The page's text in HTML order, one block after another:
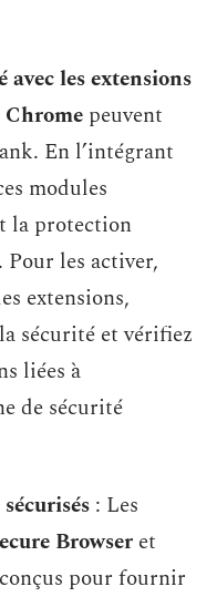
les extensions
Chrome peuvent
En l’intégrant
modules
la protection
Pour les activer,
extensions,
sécurité et vérifiez
liées à
de sécurité
: Les
Browser et
pour fournir